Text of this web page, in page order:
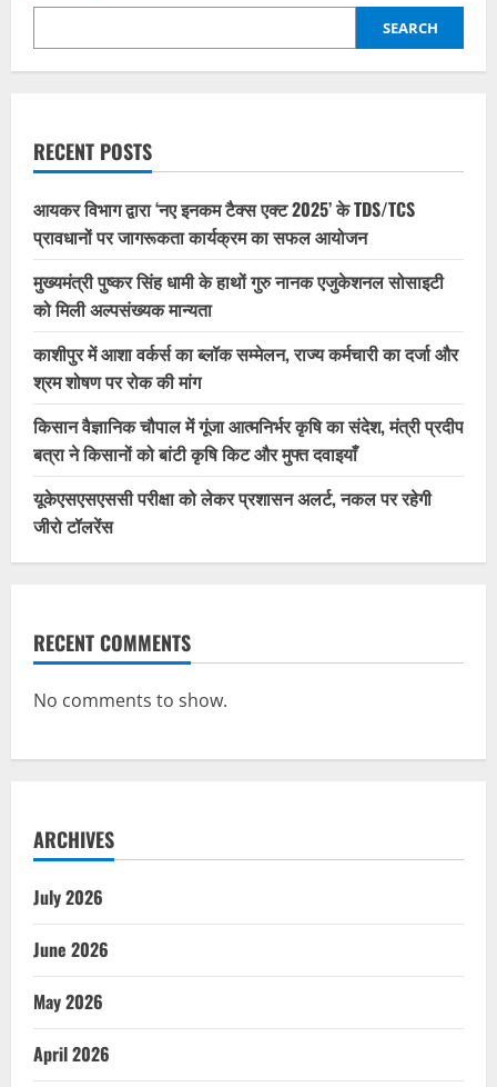
SEARCH
RECENT POSTS
आयकर विभाग द्वारा ‘नए इनकम टैक्स एक्ट 2025’ के TDS/TCS
प्रावधानों पर जागरूकता कार्यक्रम का सफल आयोजन
मुख्यमंत्री पुष्कर सिंह धामी के हाथों गुरु नानक एजुकेशनल सोसाइटी
को मिली अल्पसंख्यक मान्यता
काशीपुर में आशा वर्कर्स का ब्लॉक सम्मेलन, राज्य कर्मचारी का दर्जा और
श्रम शोषण पर रोक की मांग
किसान वैज्ञानिक चौपाल में गूंजा आत्मनिर्भर कृषि का संदेश, मंत्री प्रदीप
बत्रा ने किसानों को बांटी कृषि किट और मुफ्त दवाइयाँ
यूकेएसएसएससी परीक्षा को लेकर प्रशासन अलर्ट, नकल पर रहेगी
जीरो टॉलरेंस
RECENT COMMENTS
No comments to show.
ARCHIVES
July 2026
June 2026
May 2026
April 2026